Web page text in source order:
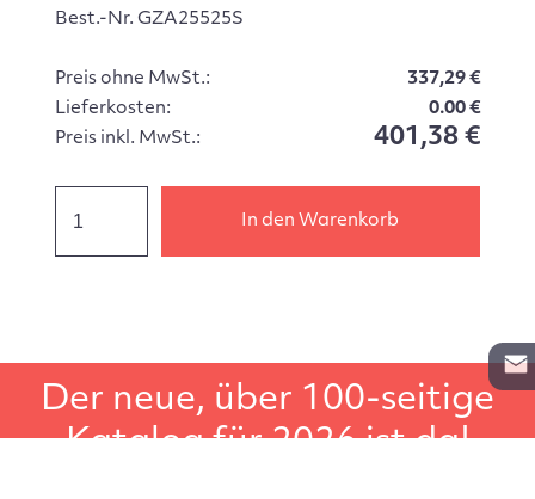
Best.-Nr. GZA25525S
Preis ohne MwSt.:
337,29 €
Lieferkosten:
0.00 €
Preis inkl. MwSt.:
401,38 €
In den Warenkorb
Der neue, über 100-seitige
Katalog für 2026 ist da!